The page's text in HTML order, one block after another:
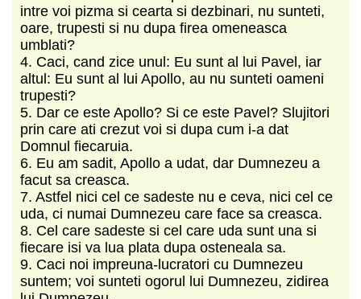
intre voi pizma si cearta si dezbinari, nu sunteti,
oare, trupesti si nu dupa firea omeneasca
umblati?
4. Caci, cand zice unul: Eu sunt al lui Pavel, iar
altul: Eu sunt al lui Apollo, au nu sunteti oameni
trupesti?
5. Dar ce este Apollo? Si ce este Pavel? Slujitori
prin care ati crezut voi si dupa cum i-a dat
Domnul fiecaruia.
6. Eu am sadit, Apollo a udat, dar Dumnezeu a
facut sa creasca.
7. Astfel nici cel ce sadeste nu e ceva, nici cel ce
uda, ci numai Dumnezeu care face sa creasca.
8. Cel care sadeste si cel care uda sunt una si
fiecare isi va lua plata dupa osteneala sa.
9. Caci noi impreuna-lucratori cu Dumnezeu
suntem; voi sunteti ogorul lui Dumnezeu, zidirea